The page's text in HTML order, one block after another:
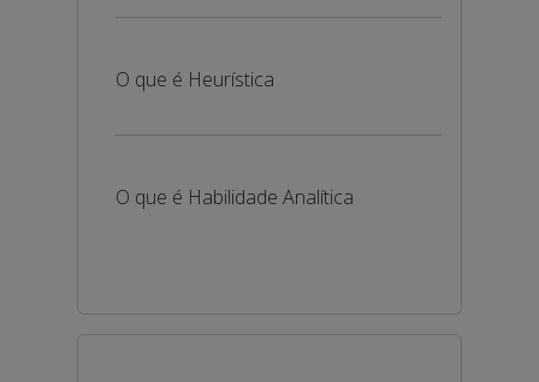
O que é Heurística
O que é Habilidade Analítica